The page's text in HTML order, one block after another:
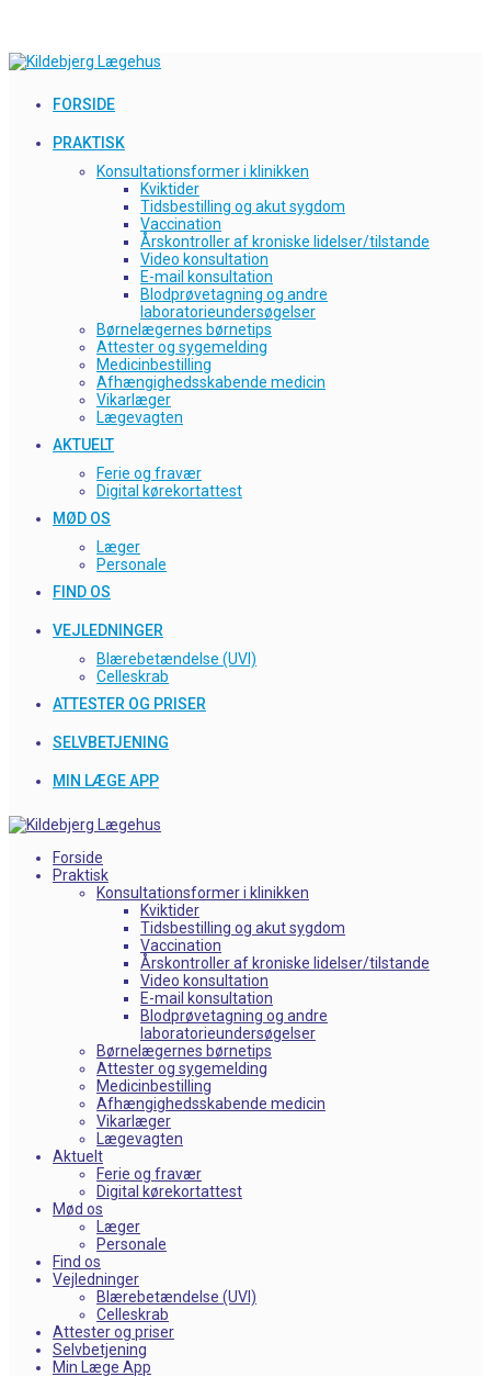
content
FORSIDE
PRAKTISK
Konsultationsformer i klinikken
Kviktider
Tidsbestilling og akut sygdom
Vaccination
Årskontroller af kroniske lidelser/tilstande
Video konsultation
E-mail konsultation
Blodprøvetagning og andre
laboratorieundersøgelser
Børnelægernes børnetips
Attester og sygemelding
Medicinbestilling
Afhængighedsskabende medicin
Vikarlæger
Lægevagten
AKTUELT
Ferie og fravær
Digital kørekortattest
MØD OS
Læger
Personale
FIND OS
VEJLEDNINGER
Blærebetændelse (UVI)
Celleskrab
ATTESTER OG PRISER
SELVBETJENING
MIN LÆGE APP
Forside
Praktisk
Konsultationsformer i klinikken
Kviktider
Tidsbestilling og akut sygdom
Vaccination
Årskontroller af kroniske lidelser/tilstande
Video konsultation
E-mail konsultation
Blodprøvetagning og andre
laboratorieundersøgelser
Børnelægernes børnetips
Attester og sygemelding
Medicinbestilling
Afhængighedsskabende medicin
Vikarlæger
Lægevagten
Aktuelt
Ferie og fravær
Digital kørekortattest
Mød os
Læger
Personale
Find os
Vejledninger
Blærebetændelse (UVI)
Celleskrab
Attester og priser
Selvbetjening
Min Læge App